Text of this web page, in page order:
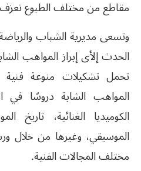
مقاطع من مختلف الطبوع
وتسعى مديرية الشباب
الحدث إلأى إبراز المواهب
تحمل تشكيلات منوعة فنية
المواهب الشابة دروسًا في
الكوميديا الغنائية، تاريخ
الموسيقي، وغيرها من
مختلف المجالات الفنية.